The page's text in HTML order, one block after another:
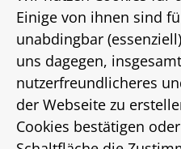
Ort
Hannover
Status
vermietet
Einige von ihnen sind
unabdingbar
uns dagegen,
nutzerfreundlicheres
der Webseite zu
Cookies bestätigen